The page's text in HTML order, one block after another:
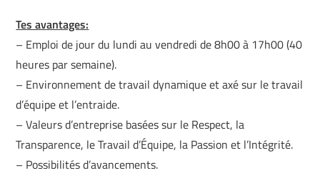
Tes avantages:
– Emploi de jour du lundi au vendredi de 8h00 à 17h00 (40
heures par semaine).
– Environnement de travail dynamique et axé sur le travail
d’équipe et l’entraide.
– Valeurs d’entreprise basées sur le Respect, la
Transparence, le Travail d’Équipe, la Passion et l’Intégrité.
– Possibilités d’avancements.